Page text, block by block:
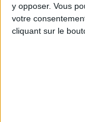
y opposer. Vous
votre
cliquant sur le
Peut-on